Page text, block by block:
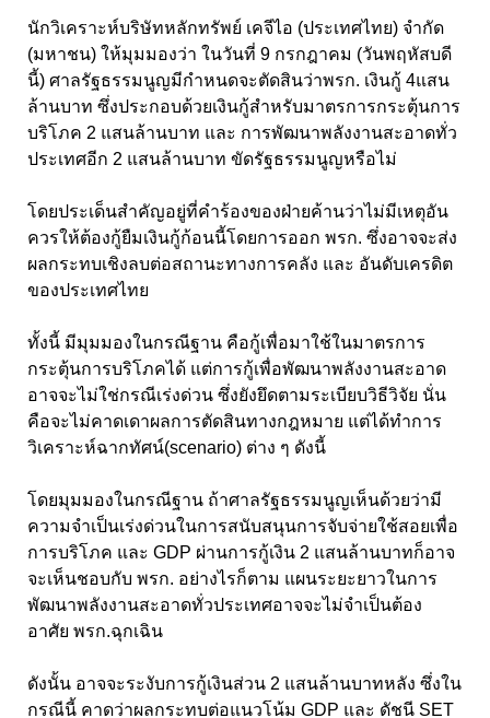
นักวิเคราะห์บริษัทหลักทรัพย์ เคจีไอ (ประเทศไทย) จำกัด
(มหาชน) ให้มุมมองว่า ในวันที่ 9 กรกฎาคม (วันพฤหัสบดี
นี้) ศาลรัฐธรรมนูญมีกำหนดจะตัดสินว่าพรก. เงินกู้ 4แสน
ล้านบาท ซึ่งประกอบด้วยเงินกู้สำหรับมาตรการกระตุ้นการ
บริโภค 2 แสนล้านบาท และ การพัฒนาพลังงานสะอาดทั่ว
ประเทศอีก 2 แสนล้านบาท ขัดรัฐธรรมนูญหรือไม่
โดยประเด็นสำคัญอยู่ที่คำร้องของฝ่ายค้านว่าไม่มีเหตุอัน
ควรให้ต้องกู้ยืมเงินกู้ก้อนนี้โดยการออก พรก. ซึ่งอาจจะส่ง
ผลกระทบเชิงลบต่อสถานะทางการคลัง และ อันดับเครดิต
ของประเทศไทย
ทั้งนี้ มีมุมมองในกรณีฐาน คือกู้เพื่อมาใช้ในมาตรการ
กระตุ้นการบริโภคได้ แต่การกู้เพื่อพัฒนาพลังงานสะอาด
อาจจะไม่ใช่กรณีเร่งด่วน ซึ่งยังยึดตามระเบียบวิธีวิจัย นั่น
คือจะไม่คาดเดาผลการตัดสินทางกฎหมาย แต่ได้ทำการ
วิเคราะห์ฉากทัศน์(scenario) ต่าง ๆ ดังนี้
โดยมุมมองในกรณีฐาน ถ้าศาลรัฐธรรมนูญเห็นด้วยว่ามี
ความจำเป็นเร่งด่วนในการสนับสนุนการจับจ่ายใช้สอยเพื่อ
การบริโภค และ GDP ผ่านการกู้เงิน 2 แสนล้านบาทก็อาจ
จะเห็นชอบกับ พรก. อย่างไรก็ตาม แผนระยะยาวในการ
พัฒนาพลังงานสะอาดทั่วประเทศอาจจะไม่จำเป็นต้อง
อาศัย พรก.ฉุกเฉิน
ดังนั้น อาจจะระงับการกู้เงินส่วน 2 แสนล้านบาทหลัง ซึ่งใน
กรณีนี้ คาดว่าผลกระทบต่อแนวโน้ม GDP และ ดัชนี SET